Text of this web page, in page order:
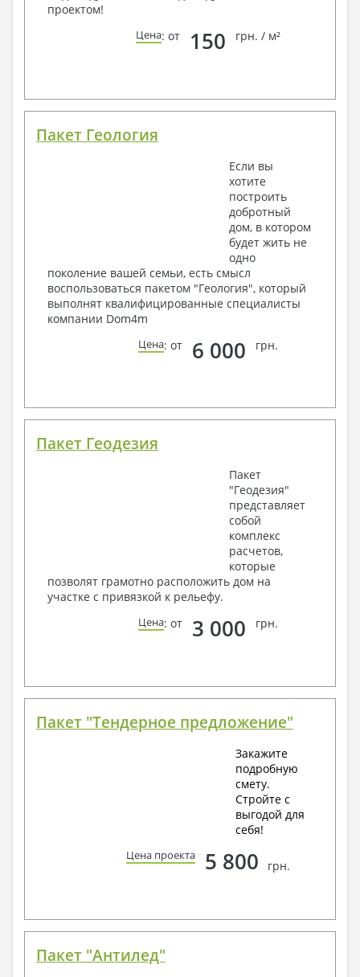
проектом!
Цена: от 150 грн. / м²
Пакет Геология
Если вы
хотите
построить
добротный
дом, в котором
будет жить не
одно
поколение вашей семьи, есть смысл
воспользоваться пакетом "Геология", который
выполнят квалифицированные специалисты
компании Dom4m
Цена: от 6 000 грн.
Пакет Геодезия
Пакет
"Геодезия"
представляет
собой
комплекс
расчетов,
которые
позволят грамотно расположить дом на
участке с привязкой к рельефу.
Цена: от 3 000 грн.
Пакет "Тендерное предложение"
Закажите
подробную
смету.
Стройте с
выгодой для
себя!
Цена проекта 5 800 грн.
Пакет "Антилед"